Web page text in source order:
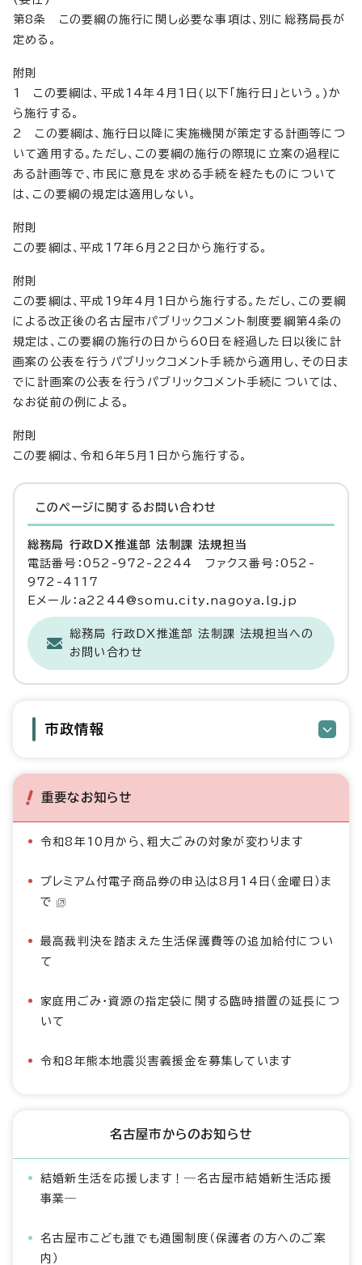
第8条 この要綱の施行に関し必要な事項は、別に総務局長が
定める。
附則
1 この要綱は、平成14年4月1日(以下「施行日」という。)か
ら施行する。
2 この要綱は、施行日以降に実施機関が策定する計画等につ
いて適用する。ただし、この要綱の施行の際現に立案の過程に
ある計画等で、市民に意見を求める手続を経たものについて
は、この要綱の規定は適用しない。
附則
この要綱は、平成17年6月22日から施行する。
附則
この要綱は、平成19年4月1日から施行する。ただし、この要綱
による改正後の名古屋市パブリックコメント制度要綱第4条の
規定は、この要綱の施行の日から60日を経過した日以後に計
画案の公表を行うパブリックコメント手続から適用し、その日ま
でに計画案の公表を行うパブリックコメント手続については、
なお従前の例による。
附則
この要綱は、令和6年5月1日から施行する。
このページに関する お問い合わせ
総務局 行政DX推進部 法制課 法規担当
電話番号：052-972-2244 ファクス番号：052-
972-4117
Eメール：a2244@somu.city.nagoya.lg.jp
総務局 行政DX推進部 法制課 法規担当への
お問い合わせ
市政情報
重要なお知らせ
令和8年10月から、粗大ごみの対象が変わります
プレミアム付電子商品券の申込は8月14日（金曜日）ま
で
最高裁判決を踏まえた生活保護費等の追加給付につい
て
家庭用ごみ・資源の指定袋に関する臨時措置の延長につ
いて
令和8年熊本地震災害義援金を募集しています
名古屋市からのお知らせ
結婚新生活を応援します！―名古屋市結婚新生活応援
事業―
名古屋市こども誰でも通園制度（保護者の方へのご案
内）